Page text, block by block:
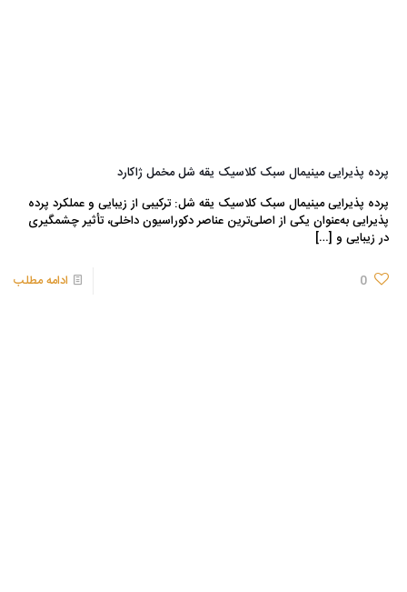
پرده پذیرایی مینیمال سبک کلاسیک یقه شل مخمل ژاکارد
پرده پذیرایی مینیمال سبک کلاسیک یقه شل: ترکیبی از زیبایی و عملکرد پرده
پذیرایی به‌عنوان یکی از اصلی‌ترین عناصر دکوراسیون داخلی، تأثیر چشمگیری
در زیبایی و […]
0 ادامه مطلب